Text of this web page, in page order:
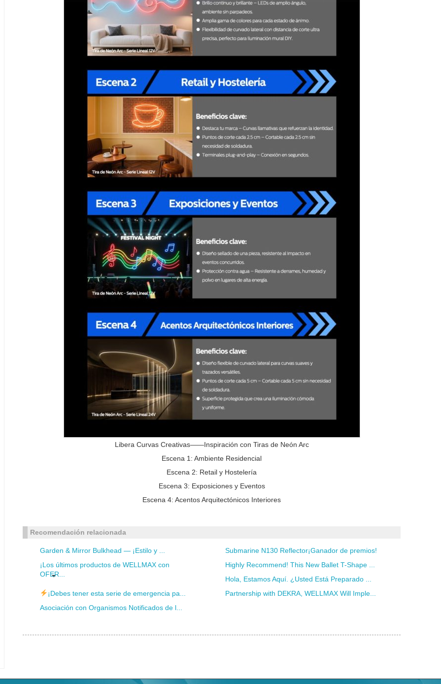
Libera Curvas Creativas——Inspiración con Tiras de Neón Arc
Escena 1: Ambiente Residencial
Escena 2: Retail y Hostelería
Escena 3: Exposiciones y Eventos
Escena 4: Acentos Arquitectónicos Interiores
Recomendación relacionada
Garden & Mirror Bulkhead — ¡Estilo y ...
Submarine N130 Reflector¡Ganador de premios!
¡Los últimos productos de WELLMAX con
OFER...
Highly Recommend! This New Ballet T-Shape ...
Hola, Estamos Aquí. ¿Usted Está Preparado ...
¡Debes tener esta serie de emergencia pa...
Partnership with DEKRA, WELLMAX Will Imple...
Asociación con Organismos Notificados de l...